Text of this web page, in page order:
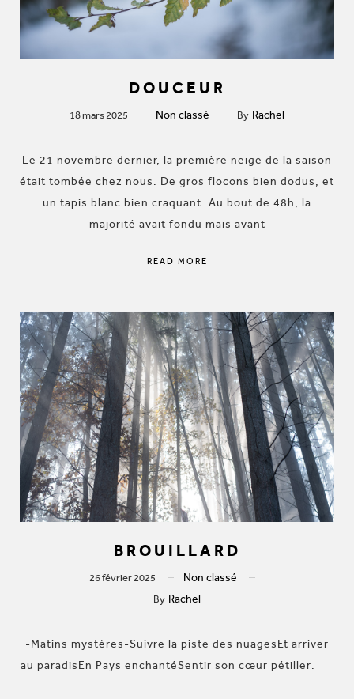
DOUCEUR
18 mars 2025 Non classé By Rachel
Le 21 novembre dernier, la première neige de la saison
était tombée chez nous. De gros flocons bien dodus, et
un tapis blanc bien craquant. Au bout de 48h, la
majorité avait fondu mais avant
READ MORE
BROUILLARD
26 février 2025 Non classé
By Rachel
-Matins mystères-Suivre la piste des nuagesEt arriver
au paradisEn Pays enchantéSentir son cœur pétiller.